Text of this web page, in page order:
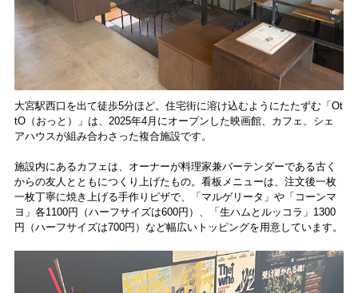
大宮駅西口を出て徒歩5分ほど。住宅街に溶け込むようにたたずむ「Ot
tO（おっと）」は、2025年4月にオープンした映画館、カフェ、シェ
アハウスが組み合わさった複合施設です。
施設内にあるカフェは、オーナーが料理家兼バーテンダーである古く
からの友人とともにつくり上げたもの。看板メニューは、注文後一枚
一枚丁寧に焼き上げる手作りピザで、「マルゲリータ」や「コーンマ
ヨ」各1100円（ハーフサイズは600円）、「生ハムとルッコラ」1300
円（ハーフサイズは700円）など幅広いトッピングを用意しています。